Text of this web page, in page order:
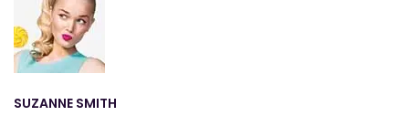
SUZANNE SMITH